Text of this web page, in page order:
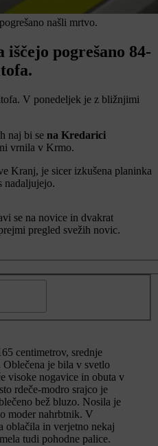
našli mrtvo.
pogrešano 84-
V ponedeljek je z bližnjimi
naj bi se na Kredarici
vrnila v Krmo.
Kranj, je sicer izkušena planinka
nadaljujejo.
se na novice in dvakrat
pregled svežih novic.
centimetrov, srednje
je bila v svetlo
visoke nogavice in obuta v
rdeče-modro srajco je
bež bluzo. Nosila je
moder nahrbtnik. V
oblačila in verjetno nekaj
tudi pohodne palice.